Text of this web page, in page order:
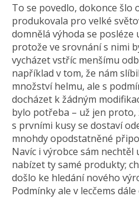
To se povedlo, dokonce šlo
produkovala pro velké
domnělá výhoda se
protože ve srovnání s nimi
vycházet vstříc menšímu
například v tom, že nám
množství helmu, ale s
docházet k žádným
bylo potřeba – už jen proto,
s prvními kusy se dostaví
mnohdy opodstatněné
Navíc i výrobce sám
nabízet ty samé produkty;
došlo ke hledání nového
Podmínky ale v lecčems